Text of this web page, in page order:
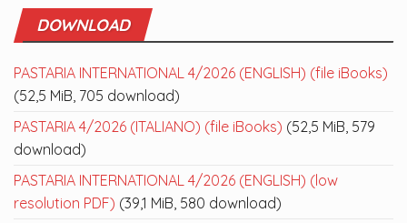
DOWNLOAD
PASTARIA INTERNATIONAL 4/2026 (ENGLISH) (file iBooks)
(52,5 MiB, 705 download)
PASTARIA 4/2026 (ITALIANO) (file iBooks) (52,5 MiB, 579
download)
PASTARIA INTERNATIONAL 4/2026 (ENGLISH) (low
resolution PDF) (39,1 MiB, 580 download)